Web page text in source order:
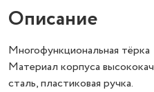
Описание
Многофункциональная
Материал корпуса
сталь, пластиковая ручка.